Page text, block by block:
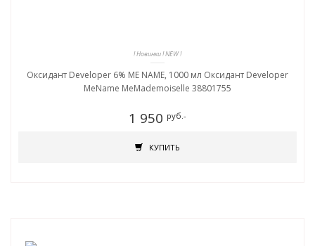
! Новинки ! NEW !
Оксидант Developer 6% ME NAME, 1000 мл Оксидант Developer
MeName MeMademoiselle 38801755
1 950 руб.-
КУПИТЬ